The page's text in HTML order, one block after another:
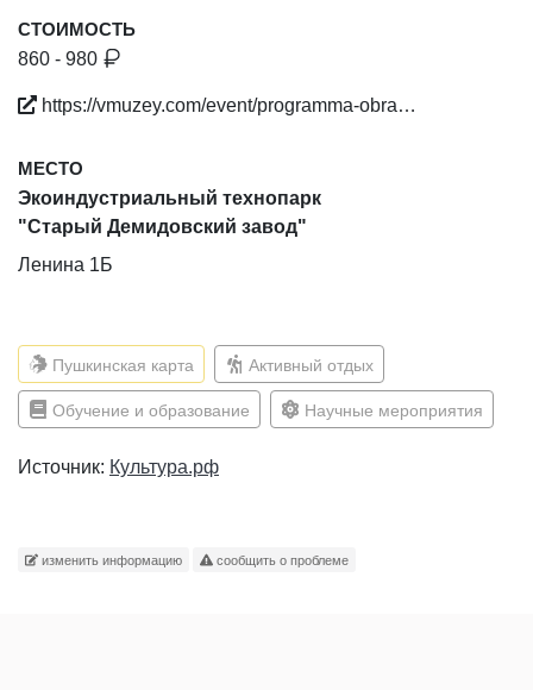
СТОИМОСТЬ
860 - 980
https://vmuzey.com/event/programma-obra…
МЕСТО
Экоиндустриальный технопарк
"Старый Демидовский завод"
Ленина 1Б
Пушкинская карта Активный отдых
Обучение и образование Научные мероприятия
Источник: Культура.рф
изменить информацию сообщить о проблеме